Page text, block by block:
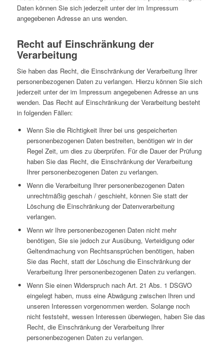
Daten können Sie sich jederzeit unter der im Impressum
angegebenen Adresse an uns wenden.
Recht auf Einschränkung der
Verarbeitung
Sie haben das Recht, die Einschränkung der Verarbeitung Ihrer
personenbezogenen Daten zu verlangen. Hierzu können Sie sich
jederzeit unter der im Impressum angegebenen Adresse an uns
wenden. Das Recht auf Einschränkung der Verarbeitung besteht
in folgenden Fällen:
Wenn Sie die Richtigkeit Ihrer bei uns gespeicherten
personenbezogenen Daten bestreiten, benötigen wir in der
Regel Zeit, um dies zu überprüfen. Für die Dauer der Prüfung
haben Sie das Recht, die Einschränkung der Verarbeitung
Ihrer personenbezogenen Daten zu verlangen.
Wenn die Verarbeitung Ihrer personenbezogenen Daten
unrechtmäßig geschah / geschieht, können Sie statt der
Löschung die Einschränkung der Datenverarbeitung
verlangen.
Wenn wir Ihre personenbezogenen Daten nicht mehr
benötigen, Sie sie jedoch zur Ausübung, Verteidigung oder
Geltendmachung von Rechtsansprüchen benötigen, haben
Sie das Recht, statt der Löschung die Einschränkung der
Verarbeitung Ihrer personenbezogenen Daten zu verlangen.
Wenn Sie einen Widerspruch nach Art. 21 Abs. 1 DSGVO
eingelegt haben, muss eine Abwägung zwischen Ihren und
unseren Interessen vorgenommen werden. Solange noch
nicht feststeht, wessen Interessen überwiegen, haben Sie das
Recht, die Einschränkung der Verarbeitung Ihrer
personenbezogenen Daten zu verlangen.